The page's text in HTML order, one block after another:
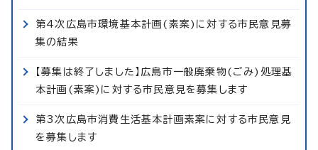
第4次広島市環境基本計画(素案)に対する市民意見募
集の結果
【募集は終了しました】広島市一般廃棄物(ごみ)処理基
本計画(素案)に対する市民意見を募集します
第3次広島市消費生活基本計画素案に対する市民意見
を募集します